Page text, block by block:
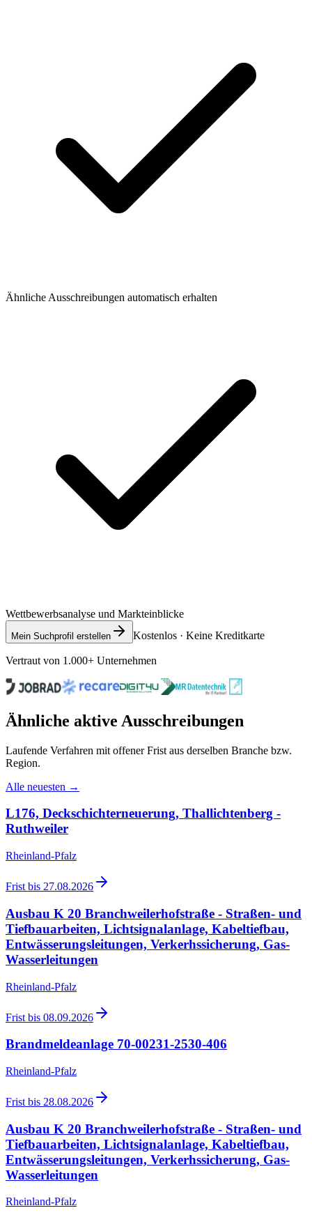
Ähnliche Ausschreibungen automatisch erhalten
Wettbewerbsanalyse und Markteinblicke
Mein Suchprofil erstellen Kostenlos · Keine Kreditkarte
Vertraut von 1.000+ Unternehmen
Ähnliche aktive Ausschreibungen
Laufende Verfahren mit offener Frist aus derselben Branche bzw.
Region.
Alle neuesten →
L176, Deckschichterneuerung, Thallichtenberg -
Ruthweiler
Rheinland-Pfalz
Frist bis 27.08.2026
Ausbau K 20 Branchweilerhofstraße - Straßen- und
Tiefbauarbeiten, Lichtsignalanlage, Kabeltiefbau,
Entwässerungsleitungen, Verkerhssicherung, Gas-
Wasserleitungen
Rheinland-Pfalz
Frist bis 08.09.2026
Brandmeldeanlage 70-00231-2530-406
Rheinland-Pfalz
Frist bis 28.08.2026
Ausbau K 20 Branchweilerhofstraße - Straßen- und
Tiefbauarbeiten, Lichtsignalanlage, Kabeltiefbau,
Entwässerungsleitungen, Verkerhssicherung, Gas-
Wasserleitungen
Rheinland-Pfalz